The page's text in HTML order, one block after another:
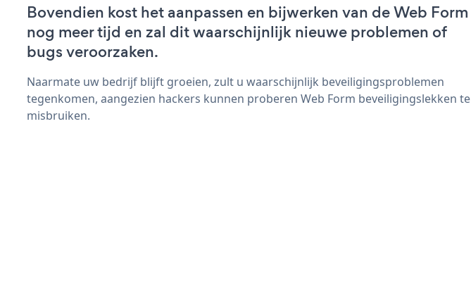
Bovendien kost het aanpassen en bijwerken van de Web Form
nog meer tijd en zal dit waarschijnlijk nieuwe problemen of
bugs veroorzaken.
Naarmate uw bedrijf blijft groeien, zult u waarschijnlijk beveiligingsproblemen
tegenkomen, aangezien hackers kunnen proberen Web Form beveiligingslekken te
misbruiken.